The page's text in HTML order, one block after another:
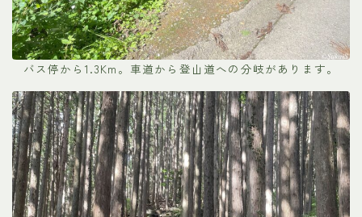
バス停から1.3Km。車道から登山道への分岐があります。